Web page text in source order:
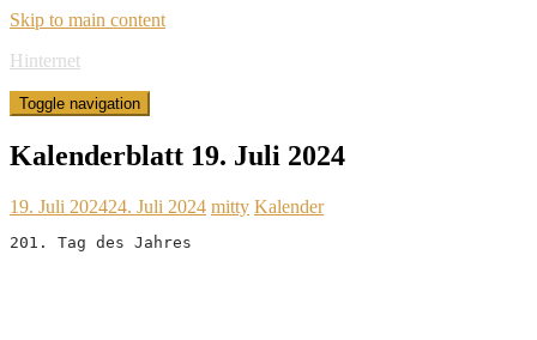
Skip to main content
Hinternet
Toggle navigation
Kalenderblatt 19. Juli 2024
19. Juli 202424. Juli 2024 mitty Kalender
201. Tag des Jahres